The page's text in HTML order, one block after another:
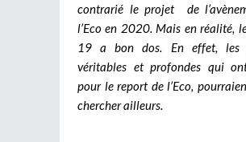
contrarié le projet de
l’Eco en 2020. Mais en réalité,
19 a bon dos. En effet, les
véritables et profondes qui
pour le report de l’Eco,
chercher ailleurs.